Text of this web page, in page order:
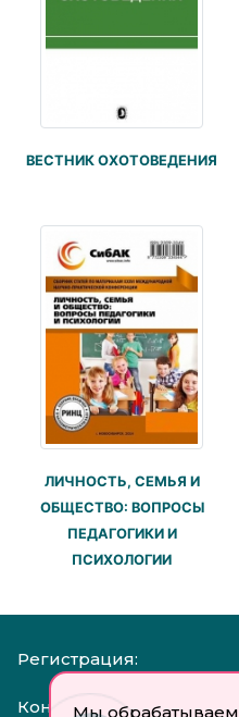
Мы обрабатываем
ВЕСТНИК ОХОТОВЕДЕНИЯ
ЛИЧНОСТЬ, СЕМЬЯ И
ОБЩЕСТВО: ВОПРОСЫ
ПЕДАГОГИКИ И
ПСИХОЛОГИИ
Регистрация:
Контакты: